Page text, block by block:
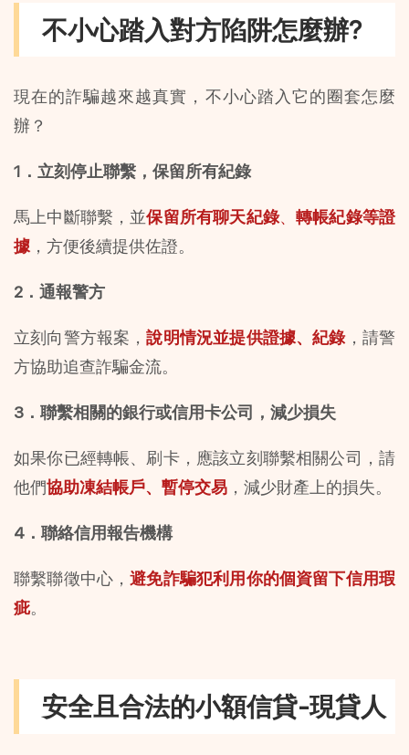
不小心踏入對方陷阱怎麼辦?
現在的詐騙越來越真實，不小心踏入它的圈套怎麼
辦？
1．立刻停止聯繫，保留所有紀錄
馬上中斷聯繫，並保留所有聊天紀錄、轉帳紀錄等證
據，方便後續提供佐證。
2．通報警方
立刻向警方報案，說明情況並提供證據、紀錄，請警
方協助追查詐騙金流。
3．聯繫相關的銀行或信用卡公司，減少損失
如果你已經轉帳、刷卡，應該立刻聯繫相關公司，請
他們協助凍結帳戶、暫停交易 ，減少財產上的損失。
4．聯絡信用報告機構
聯繫聯徵中心，避免詐騙犯利用你的個資留下信用瑕
疵。
安全且合法的小額信貸-現貸人